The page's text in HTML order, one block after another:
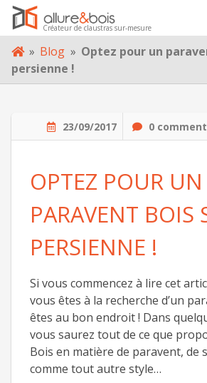
Skip
content
Créateur de claustras sur-mesure
» Blog » Optez pour un
persienne !
23/09/2017 0
OPTEZ POUR UN
PARAVENT BOIS
PERSIENNE !
Si vous commencez à lire cet
vous êtes à la recherche d’un
êtes au bon endroit ! Dans
vous saurez tout de ce que
Bois en matière de paravent, de
comme tout autre style…
VOTRE PROJET
À PROPOS